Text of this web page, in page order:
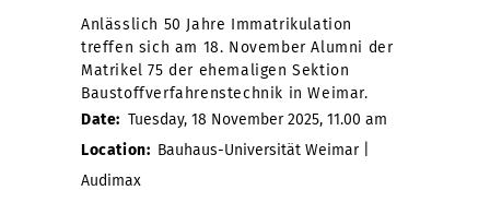
Anlässlich 50 Jahre Immatrikulation
treffen sich am 18. November Alumni der
Matrikel 75 der ehemaligen Sektion
Baustoffverfahrenstechnik in Weimar.
Date: Tuesday, 18 November 2025, 11.00 am
Location: Bauhaus-Universität Weimar |
Audimax